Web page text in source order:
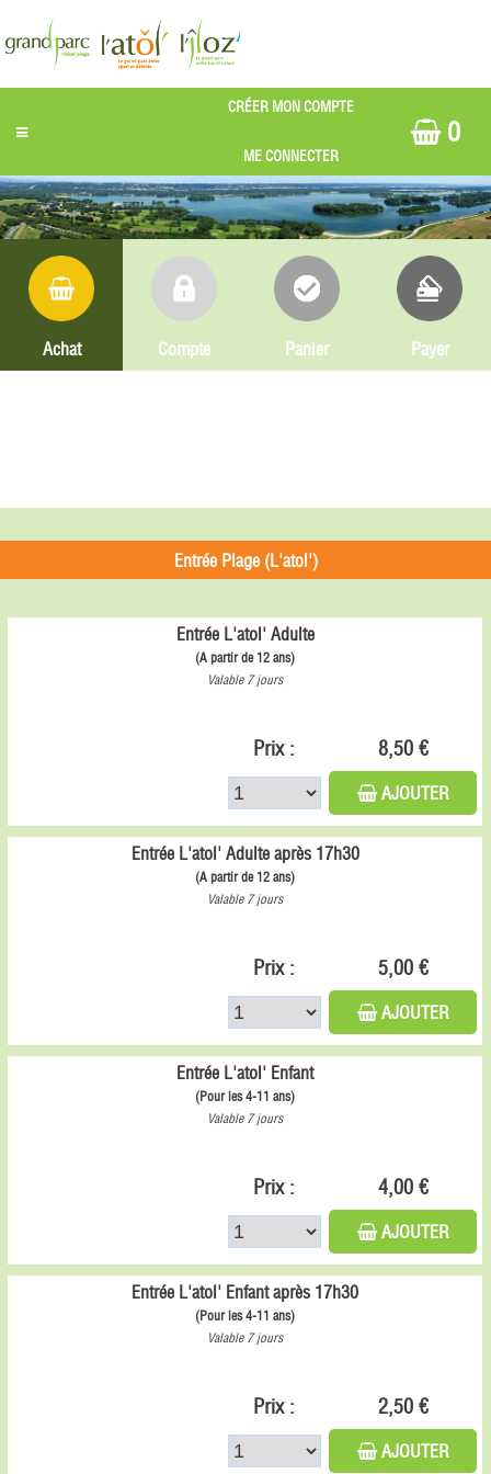
0
Achat Compte Panier Payer
Entrée Plage (L'atol')
Entrée L'atol' Adulte
(A partir de 12 ans)
Valable 7 jours
Prix : 8,50 €
AJOUTER
Entrée L'atol' Adulte après 17h30
(A partir de 12 ans)
Valable 7 jours
Prix : 5,00 €
AJOUTER
Entrée L'atol' Enfant
(Pour les 4-11 ans)
Valable 7 jours
Prix : 4,00 €
AJOUTER
Entrée L'atol' Enfant après 17h30
(Pour les 4-11 ans)
Valable 7 jours
Prix : 2,50 €
AJOUTER